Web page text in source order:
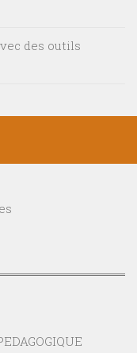
des outils